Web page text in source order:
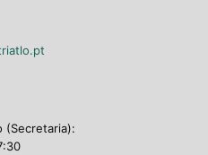
(Secretaria):